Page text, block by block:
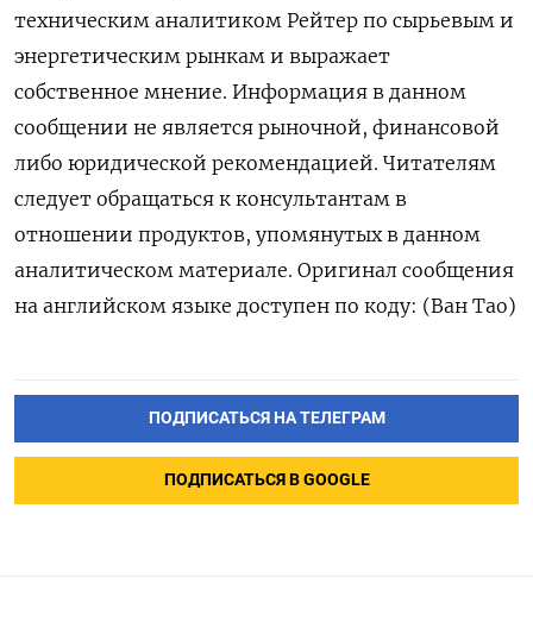
техническим аналитиком Рейтер по сырьевым и
энергетическим рынкам и выражает
собственное мнение. Информация в данном
сообщении не является рыночной, финансовой
либо юридической рекомендацией. Читателям
следует обращаться к консультантам в
отношении продуктов, упомянутых в данном
аналитическом материале. Оригинал сообщения
на английском языке доступен по коду: (Ван Тао)
ПОДПИСАТЬСЯ НА ТЕЛЕГРАМ
ПОДПИСАТЬСЯ В GOOGLE